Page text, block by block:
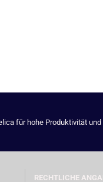
für hohe Produktivität
RECHTLICHE